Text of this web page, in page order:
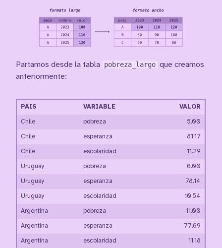
Partamos desde la tabla pobreza_largo que creamos
anteriormente:
PAIS VARIABLE VALOR
Chile pobreza 5.00
Chile esperanza 81.17
Chile escolaridad 11.29
Uruguay pobreza 6.00
Uruguay esperanza 78.14
Uruguay escolaridad 10.54
Argentina pobreza 11.00
Argentina esperanza 77.69
Argentina escolaridad 11.18